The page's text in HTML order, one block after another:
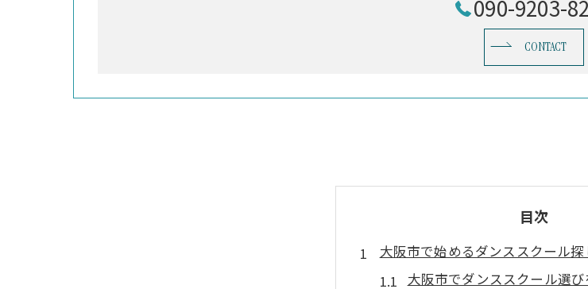
090-9203-
CONTACT
目次
大阪市で始めるダンススクール探
大阪市でダンススクール選